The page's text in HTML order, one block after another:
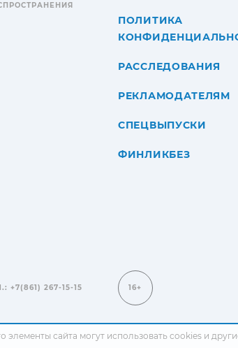
ПОЛИТИКА
РАССЛЕДОВАНИЯ
РЕКЛАМОДАТЕЛЯМ
СПЕЦВЫПУСКИ
ФИНЛИКБЕЗ
+7(861) 267-15-15 16+
элементы сайта могут использовать cookies и